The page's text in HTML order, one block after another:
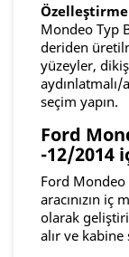
Mondeo Typ
deriden
yüzeyler,
aydınlatmalı/
seçim yapın.
Ford
-12/2014
Ford Mondeo
aracınızın iç
olarak
alır ve kabine